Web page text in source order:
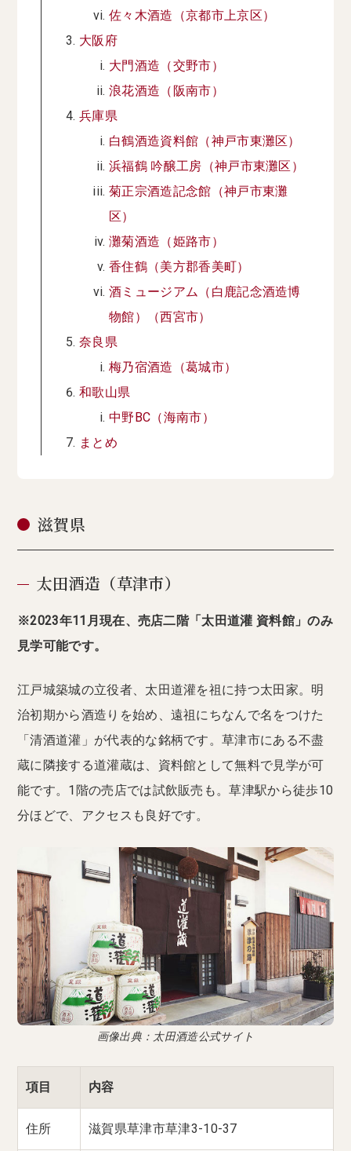
佐々木酒造（京都市上京区）
大阪府
大門酒造（交野市）
浪花酒造（阪南市）
兵庫県
白鶴酒造資料館（神戸市東灘区）
浜福鶴 吟醸工房（神戸市東灘区）
菊正宗酒造記念館（神戸市東灘
区）
灘菊酒造（姫路市）
香住鶴（美方郡香美町）
酒ミュージアム（白鹿記念酒造博
物館）（⻄宮市）
奈良県
梅乃宿酒造（葛城市）
和歌山県
中野BC（海南市）
まとめ
滋賀県
太田酒造（草津市）
※2023年11月現在、売店二階「太田道灌 資料館」のみ
見学可能です。
江戸城築城の立役者、太田道灌を祖に持つ太田家。明
治初期から酒造りを始め、遠祖にちなんで名をつけた
「清酒道灌」が代表的な銘柄です。草津市にある不盡
蔵に隣接する道灌蔵は、資料館として無料で見学が可
能です。1階の売店では試飲販売も。草津駅から徒歩10
分ほどで、アクセスも良好です。
画像出典：太田酒造公式サイト
項目 内容
住所 滋賀県草津市草津3-10-37